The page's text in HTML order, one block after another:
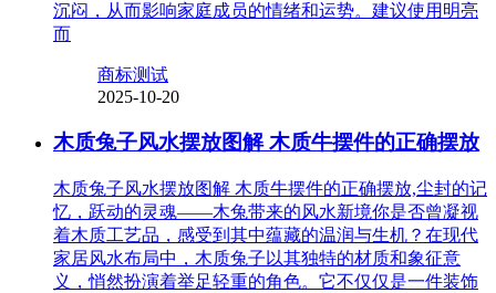
沉闷，从而影响家庭成员的情绪和运势。建议使用明亮
而
商标测试
2025-10-20
木质兔子风水摆放图解 木质牛摆件的正确摆放
木质兔子风水摆放图解 木质牛摆件的正确摆放,尘封的记
忆，跃动的灵魂——木兔带来的风水新境你是否曾凝视
着木质工艺品，感受到其中蕴藏的温润与生机？在现代
家居风水布局中，木质兔子以其独特的材质和象征意
义，悄然扮演着举足轻重的角色。它不仅仅是一件装饰